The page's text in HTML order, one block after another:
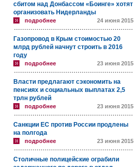
сбитом над Донбассом «Боинге» хотят
организовать Нидерланды
подробнее 24 июня 2015
Газопровод в Крым стоимостью 20
млрд рублей начнут строить в 2016
году
подробнее 23 июня 2015
Власти предлагают сэкономить на
пенсиях и социальных выплатах 2,5
трлн рублей
подробнее 23 июня 2015
Санкции ЕС против России продлены
на полгода
подробнее 23 июня 2015
Столичные полицейские ограбили